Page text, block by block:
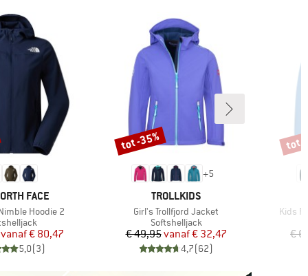
FACE
Hoodie 2
Prijs
Verlaagde prijs
vanaf€ 80,47
5,0(3)
+5
MERK
TROLLKIDS
Artikel
Girl's Trollfjord Jacket
Productgroep
Softshelljack
Prijs
€ 49,95 Verlaagde prijs
vanaf€ 32,47
4,7(62)
Korting
tot -35%
Artikel
Kids
€
tot